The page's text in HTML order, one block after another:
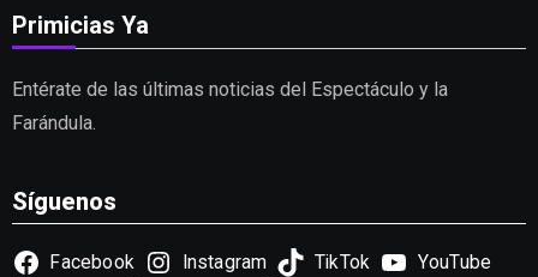
Primicias Ya
Entérate de las últimas noticias del Espectáculo y la
Farándula.
Síguenos
Facebook Instagram TikTok
YouTube